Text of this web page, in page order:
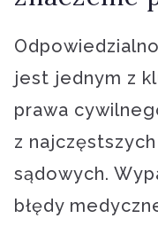
jest jednym z
prawa
z
sądowych.
błędy